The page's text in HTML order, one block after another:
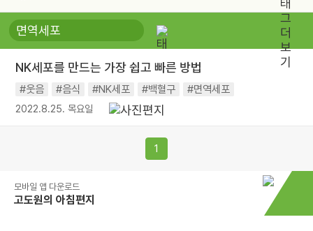
#비전캠프
#독서캠프 #삶
#희망
#나눔 #친구 #링컨학교
#독서
#건강 #면역력
NK세포를 만드는 가장 쉽고 빠른 방법
#웃음 #음식 #NK세포 #백혈구 #면역세포
2022.8.25. 목요일
1
모바일 앱 다운로드
고도원의 아침편지